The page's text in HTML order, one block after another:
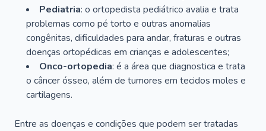
Pediatria: o ortopedista pediátrico avalia e trata
problemas como pé torto e outras anomalias
congênitas, dificuldades para andar, fraturas e outras
doenças ortopédicas em crianças e adolescentes;
Onco-ortopedia: é a área que diagnostica e trata
o câncer ósseo, além de tumores em tecidos moles e
cartilagens.
Entre as doenças e condições que podem ser tratadas